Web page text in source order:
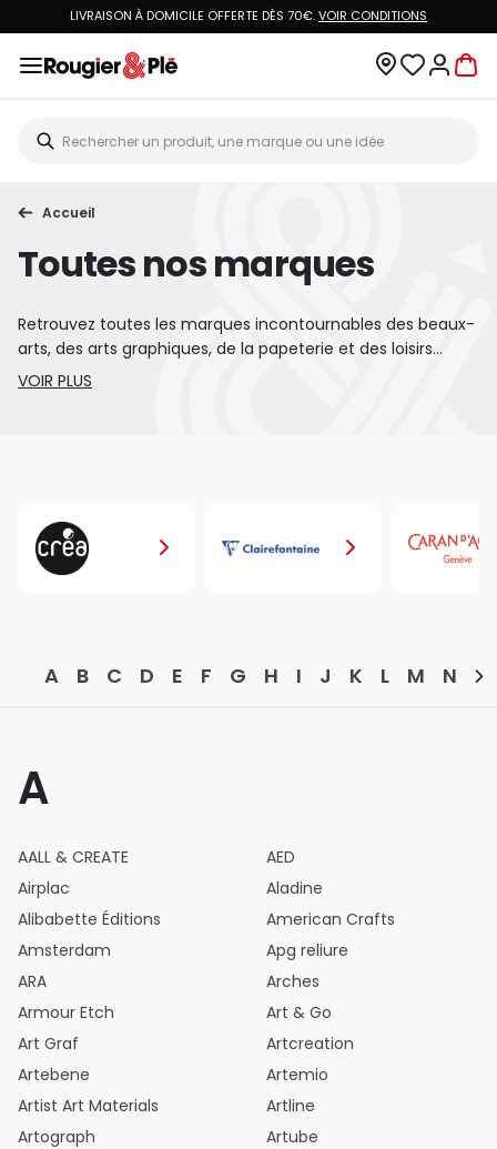
LIVRAISON À DOMICILE OFFERTE DÈS 70€.VOIR CONDITIONS
Accueil
Toutes nos marques
Retrouvez toutes les marques incontournables des beaux-
arts, des arts graphiques, de la papeterie et des loisirs
créatifs chez Rougier & Plé. Peinture, dessin, papier,
Plé vous accompagne dans toutes vos pratiques
artistiques avec une offre large, experte et inspirante.
VOIR PLUS
A B C D E F G H I J K L M N O
A
AALL & CREATE
AED
Airplac
Aladine
Alibabette Éditions
American Crafts
Amsterdam
Apg reliure
ARA
Arches
Armour Etch
Art & Go
Art Graf
Artcreation
Artebene
Artemio
Artist Art Materials
Artline
Artograph
Artube